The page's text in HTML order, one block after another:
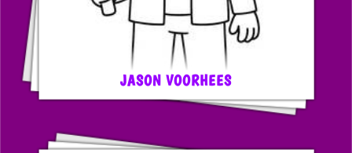
JASON VOORHEES